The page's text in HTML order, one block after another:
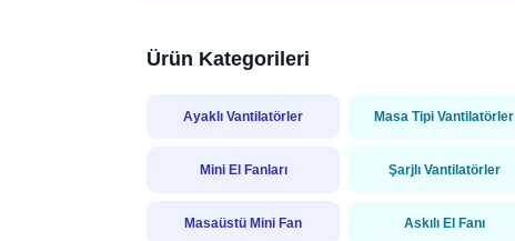
Ürün Kategorileri
Ayaklı Vantilatörler Masa Tipi Vantilatörler
Mini El Fanları Şarjlı Vantilatörler
Masaüstü Mini Fan Askılı El Fanı